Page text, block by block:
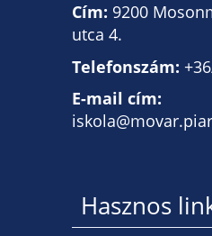
Cím: 9200
utca 4.
Telefonszám:
E-mail cím:
Hasznos